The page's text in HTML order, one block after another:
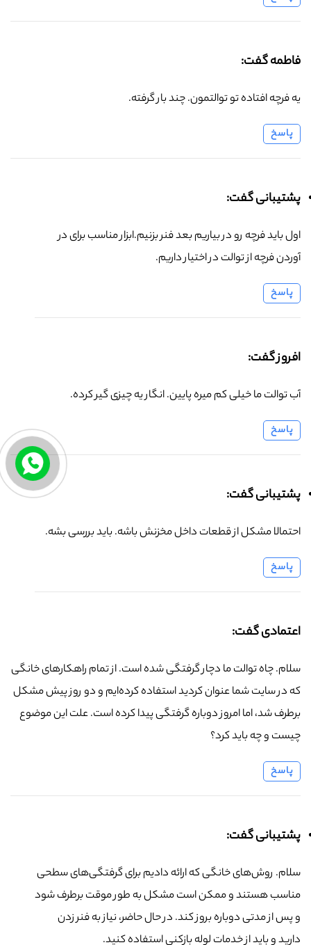
فاطمه گفت:
یه فرچه افتاده تو توالتمون. چند بار گرفته.
پاسخ
پشتیبانی گفت:
اول باید فرچه رو در بیاریم بعد فنر بزنیم.ابزار مناسب برای در
آوردن فرچه از توالت در اختیار داریم.
پاسخ
افروز گفت:
آب توالت ما خیلی کم میره پایین. انگار یه چیزی گیر کرده.
پاسخ
پشتیبانی گفت:
احتمالا مشکل از قطعات داخل مخزنش باشه. باید بررسی بشه.
پاسخ
اعتمادی گفت:
سلام. چاه توالت ما دچار گرفتگی شده است. از تمام راهکارهای خانگی
که در سایت شما عنوان کردید استفاده کرده‌ایم و دو روز پیش مشکل
برطرف شد، اما امروز دوباره گرفتگی پیدا کرده است. علت این موضوع
چیست و چه باید کرد؟
پاسخ
پشتیبانی گفت:
سلام. روش‌های خانگی که ارائه دادیم برای گرفتگی‌های سطحی
مناسب هستند و ممکن است مشکل به طور موقت برطرف شود
و پس از مدتی دوباره بروز کند. در حال حاضر، نیاز به فنر زدن
دارید و باید از خدمات لوله بازکنی استفاده کنید.